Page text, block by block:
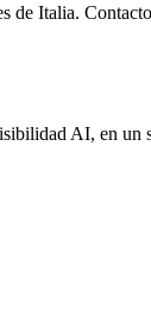
de Italia.
AI, en un